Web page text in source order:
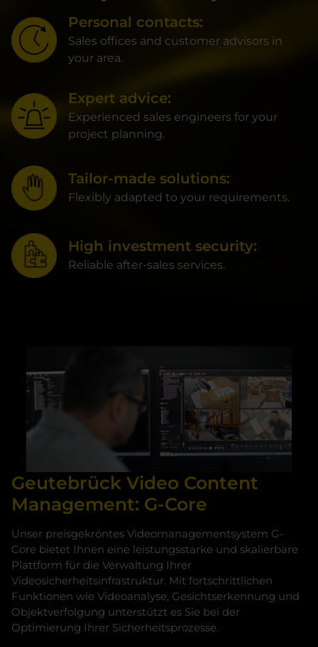
Personal contacts:
Sales offices and customer advisors in
your area.
Expert advice:
Experienced sales engineers for your
project planning.
Tailor-made solutions:
Flexibly adapted to your requirements.
High investment security:
Reliable after-sales services.
Geutebrück Video Content
Management: G-Core
Unser preisgekröntes Videomanagementsystem G-
Core bietet Ihnen eine leistungsstarke und skalierbare
Plattform für die Verwaltung Ihrer
Videosicherheitsinfrastruktur. Mit fortschrittlichen
Funktionen wie Videoanalyse, Gesichtserkennung und
Objektverfolgung unterstützt es Sie bei der
Optimierung Ihrer Sicherheitsprozesse.